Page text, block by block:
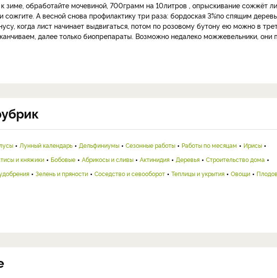
к зиме, обработайте мочевиной, 700грамм на 10литров , опрыскивание сожжёт
сожгите. А весной снова профилактику три раза: бордоская 3%по спящим
когда лист начинает выдвигаться, потом по розовому бутону ею можно в
далее только биопрепараты. Возможно недалеко можжевельники, они
Лунный календарь Дельфиниумы Сезонные работы Работы по месяцам
Ирисы
и княжики Бобовые Абрикосы и сливы Актинидия Деревья
Строительство дома
Зелень и пряности Соседство и севооборот Теплицы и укрытия Овощи